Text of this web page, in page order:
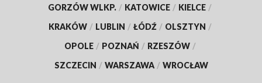
GORZÓW WLKP. / KATOWICE / KIELCE /
KRAKÓW / LUBLIN / ŁÓDŹ / OLSZTYN /
OPOLE / POZNAŃ / RZESZÓW /
SZCZECIN / WARSZAWA / WROCŁAW